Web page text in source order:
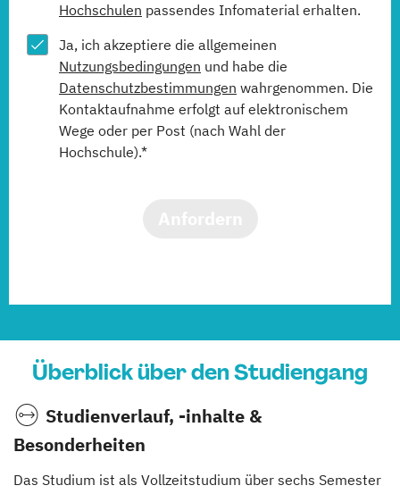
Hochschulen passendes Infomaterial erhalten.
Ja, ich akzeptiere die allgemeinen
Nutzungsbedingungen und habe die
Datenschutzbestimmungen wahrgenommen. Die
Kontaktaufnahme erfolgt auf elektronischem
Wege oder per Post (nach Wahl der
Hochschule).*
Überblick über den Studiengang
Studienverlauf, -inhalte &
Besonderheiten
Das Studium ist als Vollzeitstudium über sechs Semester